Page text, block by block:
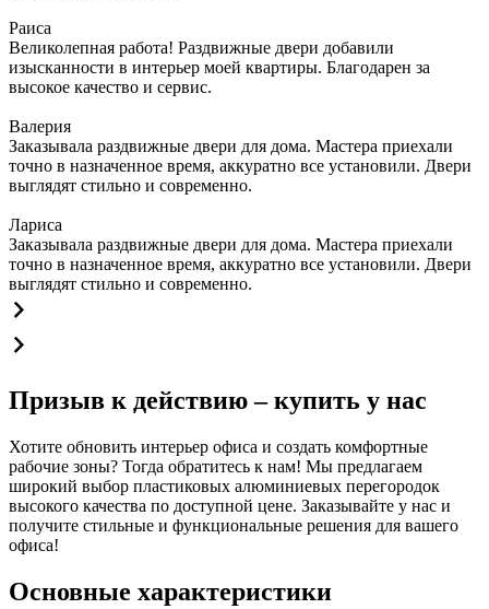
Раиса
Великолепная работа! Раздвижные двери добавили
изысканности в интерьер моей квартиры. Благодарен за
высокое качество и сервис.
Валерия
Заказывала раздвижные двери для дома. Мастера приехали
точно в назначенное время, аккуратно все установили. Двери
выглядят стильно и современно.
Лариса
Заказывала раздвижные двери для дома. Мастера приехали
точно в назначенное время, аккуратно все установили. Двери
выглядят стильно и современно.
Призыв к действию – купить у нас
Хотите обновить интерьер офиса и создать комфортные
рабочие зоны? Тогда обратитесь к нам! Мы предлагаем
широкий выбор пластиковых алюминиевых перегородок
высокого качества по доступной цене. Заказывайте у нас и
получите стильные и функциональные решения для вашего
офиса!
Основные характеристики